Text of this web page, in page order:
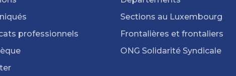
professionnels
Sections au Luxembourg
Frontalières et frontaliers
ONG Solidarité Syndicale